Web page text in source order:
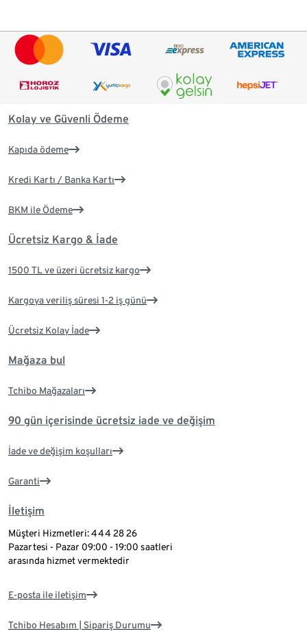
Kolay ve Güvenli Ödeme
Kapıda ödeme
Kredi Kartı / Banka Kartı
BKM ile Ödeme
Ücretsiz Kargo & İade
1500 TL ve üzeri ücretsiz kargo
Kargoya veriliş süresi 1-2 iş günü
Ücretsiz Kolay İade
Mağaza bul
Tchibo Mağazaları
90 gün içerisinde ücretsiz iade ve değişim
İade ve değişim koşulları
Garanti
İletişim
Müşteri Hizmetleri: 444 28 26
Pazartesi - Pazar 09:00 - 19:00 saatleri
arasında hizmet vermektedir
E-posta ile iletişim
Tchibo Hesabım | Sipariş Durumu